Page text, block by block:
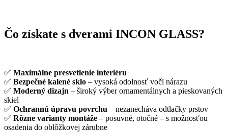
Čo získate s dverami INCON GLASS?
✅ Maximálne presvetlenie interiéru
✅ Bezpečné kalené sklo – vysoká odolnosť voči nárazu
✅ Moderný dizajn – široký výber ornamentálnych a pieskovaných
skiel
✅ Ochrannú úpravu povrchu – nezanecháva odtlačky prstov
✅ Rôzne varianty montáže – posuvné, otočné – s možnosťou
osadenia do oblôžkovej zárubne